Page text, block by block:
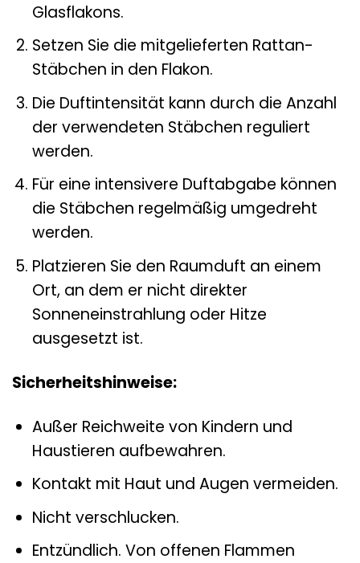
Glasflakons.
Setzen Sie die mitgelieferten Rattan-
Stäbchen in den Flakon.
Die Duftintensität kann durch die Anzahl
der verwendeten Stäbchen reguliert
werden.
Für eine intensivere Duftabgabe können
die Stäbchen regelmäßig umgedreht
werden.
Platzieren Sie den Raumduft an einem
Ort, an dem er nicht direkter
Sonneneinstrahlung oder Hitze
ausgesetzt ist.
Sicherheitshinweise:
Außer Reichweite von Kindern und
Haustieren aufbewahren.
Kontakt mit Haut und Augen vermeiden.
Nicht verschlucken.
Entzündlich. Von offenen Flammen